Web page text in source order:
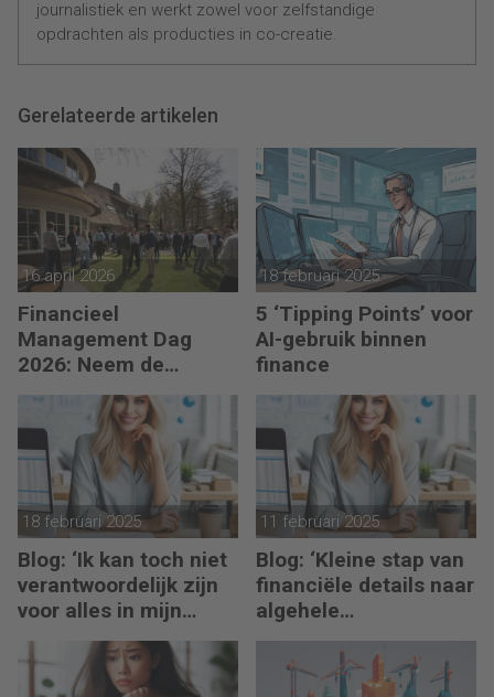
journalistiek en werkt zowel voor zelfstandige
opdrachten als producties in co-creatie.
Gerelateerde artikelen
16 april 2026
Financieel
Management Dag
2026: Neem de
toekomst in eigen
18 februari 2025
5 ‘Tipping Points’ voor
AI-gebruik binnen
finance
18 februari 2025
Blog: ‘Ik kan toch niet
verantwoordelijk zijn
voor alles in mijn
waardeketen?’
11 februari 2025
Blog: ‘Kleine stap van
financiële details naar
algehele
duurzaamheid ‘